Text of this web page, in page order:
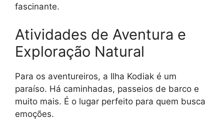
fascinante.
Atividades de Aventura e
Exploração Natural
Para os aventureiros, a Ilha Kodiak é um
paraíso. Há caminhadas, passeios de barco e
muito mais. É o lugar perfeito para quem busca
emoções.